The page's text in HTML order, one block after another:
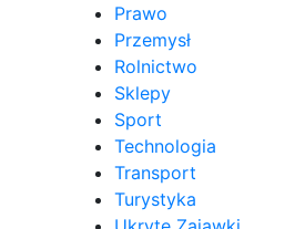
Prawo
Przemysł
Rolnictwo
Sklepy
Sport
Technologia
Transport
Turystyka